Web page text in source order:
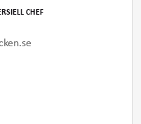
CHEF